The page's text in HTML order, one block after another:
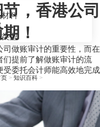
> 知识百科>
，香港公司
！
司做账审计的重要性，而在
们提前了解做账审计的流
委托会计师能高效地完成
料
型